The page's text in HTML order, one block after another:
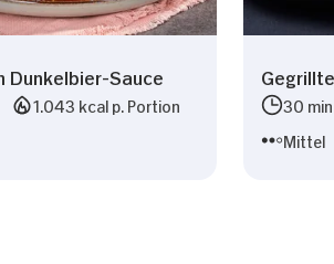
Dunkelbier-Sauce
1.043 kcal p. Portion
30 min
Mittel